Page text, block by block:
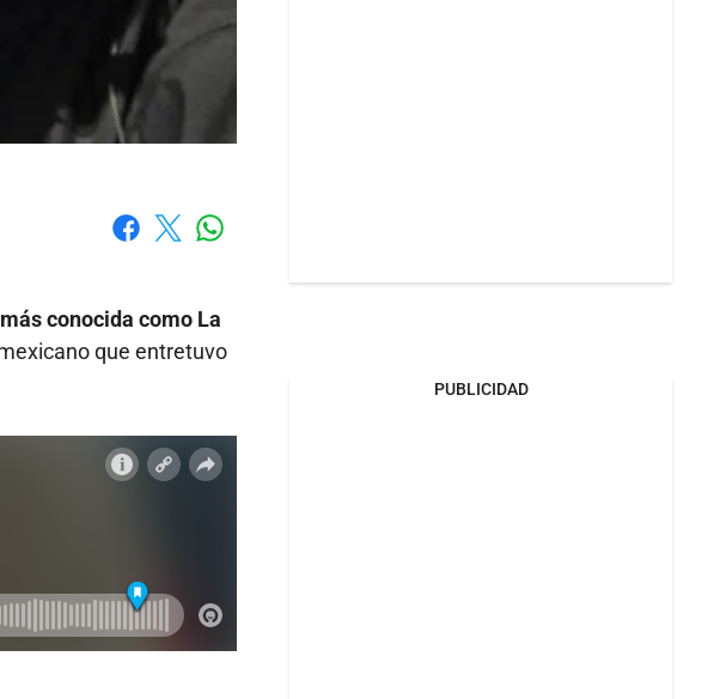
conocida como La
que entretuvo
PUBLICIDAD